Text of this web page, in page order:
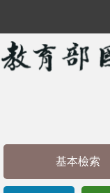
基本檢索